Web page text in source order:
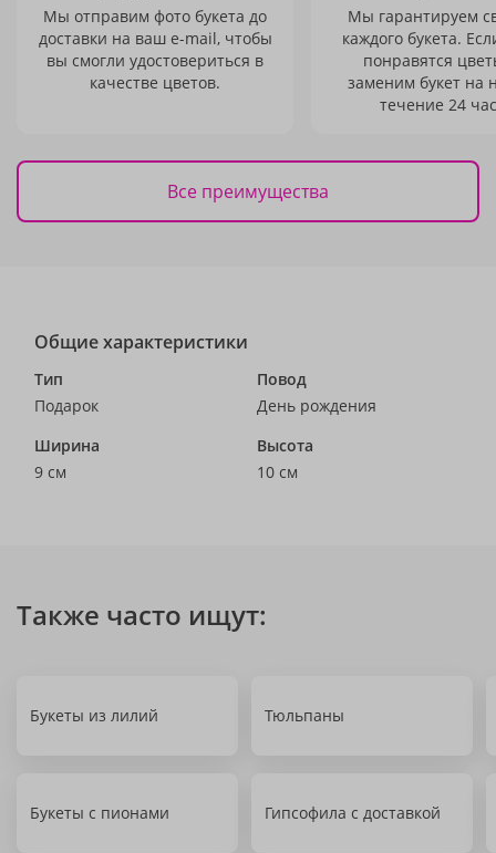
Мы отправим фото букета до
доставки на ваш e-mail, чтобы
вы смогли удостовериться в
качестве цветов.
Мы гарантируем
каждого букета.
понравятся
заменим букет на
течение 24
Все преимущества
Общие характеристики
Тип
Подарок
Повод
День рождения
Ширина
9 см
Высота
10 см
Также часто ищут:
Букеты из лилий Тюльпаны
Букеты с пионами Гипсофила с доставкой